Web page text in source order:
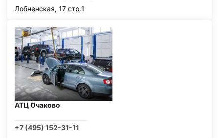
Лобненская, 17 стр.1
АТЦ Очаково
+7 (495) 152-31-11